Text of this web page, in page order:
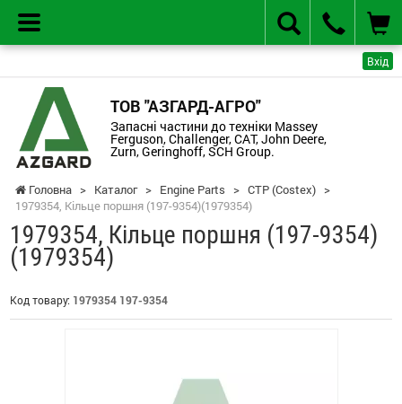
Вхід
ТОВ "АЗГАРД-АГРО"
Запасні частини до техніки Massey
Ferguson, Challenger, CAT, John Deere,
Zurn, Geringhoff, SCH Group.
Головна > Каталог > Engine Parts > CTP (Costex) >
1979354, Кільце поршня (197-9354)(1979354)
1979354, Кільце поршня (197-9354)
(1979354)
Код товару: 1979354 197-9354